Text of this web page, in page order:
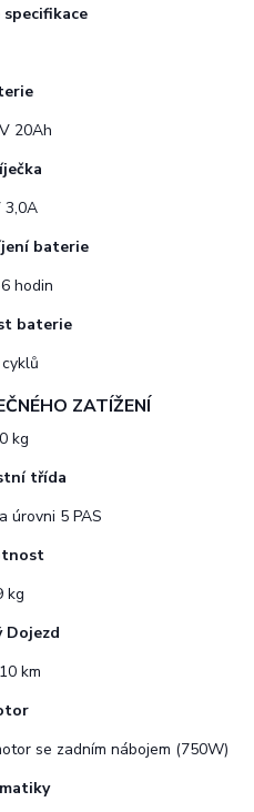
20Ah
3,0A
baterie
hodin
baterie
ZATÍŽENÍ
kg
třída
úrovni 5 PAS
kg
Dojezd
km
se zadním nábojem (750W)